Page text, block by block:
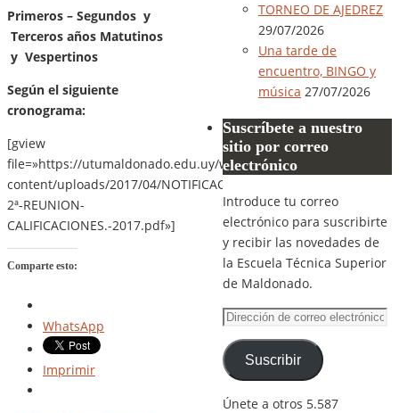
Primeros – Segundos y
Terceros años Matutinos
y Vespertinos
Según el siguiente
cronograma:
[gview
file=»https://utumaldonado.edu.uy/wp-
content/uploads/2017/04/NOTIFICACIÓN-
2ª-REUNION-
CALIFICACIONES.-2017.pdf»]
Comparte esto:
WhatsApp
Imprimir
TORNEO DE AJEDREZ
29/07/2026
Una tarde de
encuentro, BINGO y
música 27/07/2026
Suscríbete a nuestro
sitio por correo
electrónico
Introduce tu correo
electrónico para suscribirte
y recibir las novedades de
la Escuela Técnica Superior
de Maldonado.
Dirección
de
correo
electrónico
Suscribir
Únete a otros 5.587